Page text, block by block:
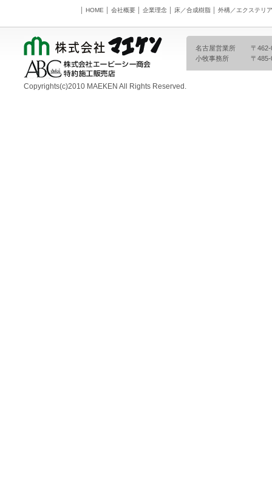
│ HOME 会社概要 企業理念 床／合成樹脂 外構／エクステリア
Copyrights(c)2010 MAEKEN All Rights Reserved.
名古屋営業所
〒
小牧事務所
〒